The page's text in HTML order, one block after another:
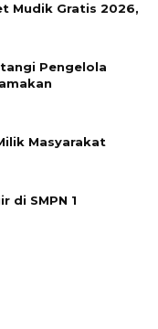
Mudik Gratis 2026,
Pengelola
Masyarakat
di SMPN 1